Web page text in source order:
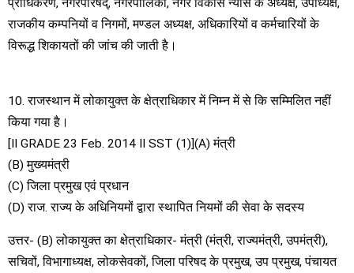
प्राधिकरण, नगरपरिषद्, नगरपालिका, नगर विकास न्यास के अध्यक्ष, उपाध्यक्ष,
राजकीय कम्पनियों व निगमों, मण्डल अध्यक्ष, अधिकारियों व कर्मचारियों के
विरूद्ध शिकायतों की जांच की जाती है।
10. राजस्थान में लोकायुक्त के क्षेत्राधिकार में निम्न में से कि सम्मिलित नहीं
किया गया है।
[II GRADE 23 Feb. 2014 II SST (1)](A) मंत्री
(B) मुख्यमंत्री
(C) जिला प्रमुख एवं प्रधान
(D) राज. राज्य के अधिनियमों द्वारा स्थापित नियमों की सेवा के सदस्य
उत्तर- (B) लोकायुक्त का क्षेत्राधिकार- मंत्री (मंत्री, राज्यमंत्री, उपमंत्री),
सचिवों, विभागाध्यक्ष, लोकसेवकों, जिला परिषद के प्रमुख, उप प्रमुख, पंचायत